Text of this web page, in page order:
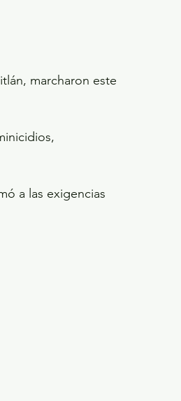
marcharon este
a las exigencias